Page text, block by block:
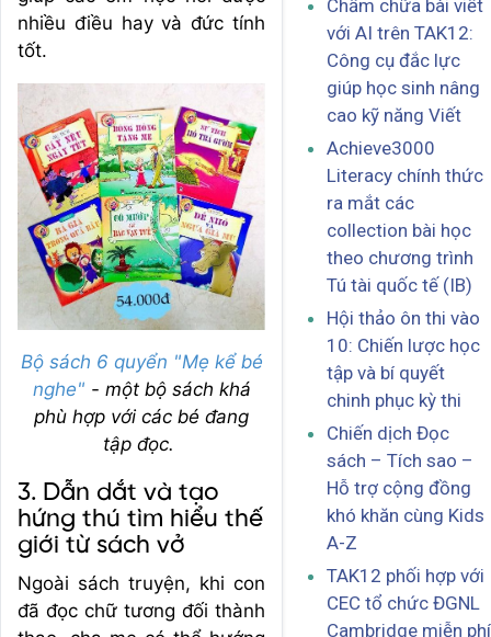
nhiều điều hay và đức tính
tốt.
Bộ sách 6 quyển "Mẹ kể bé
nghe" - một bộ sách khá
phù hợp với các bé đang
tập đọc.
3. Dẫn dắt và tạo
hứng thú tìm hiểu thế
giới từ sách vở
Ngoài sách truyện, khi con
đã đọc chữ tương đối thành
Chấm chữa bài viết
với AI trên TAK12:
Công cụ đắc lực
giúp học sinh nâng
cao kỹ năng Viết
Achieve3000
Literacy chính thức
ra mắt các
collection bài học
theo chương trình
Tú tài quốc tế (IB)
Hội thảo ôn thi vào
10: Chiến lược học
tập và bí quyết
chinh phục kỳ thi
Chiến dịch Đọc
sách – Tích sao –
Hỗ trợ cộng đồng
khó khăn cùng Kids
A-Z
TAK12 phối hợp với
CEC tổ chức ĐGNL
Cambridge miễn phí